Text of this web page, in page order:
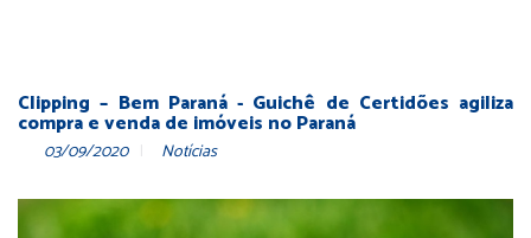
Clipping – Bem Paraná - Guichê de Certidões agiliza
compra e venda de imóveis no Paraná
03/09/2020 Notícias